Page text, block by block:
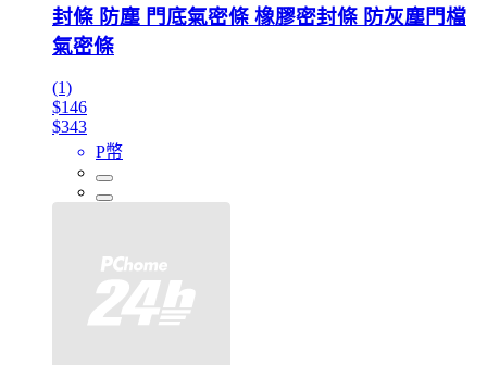
封條 防塵 門底氣密條 橡膠密封條 防灰塵門檔
氣密條
(1)
$146
$343
P幣